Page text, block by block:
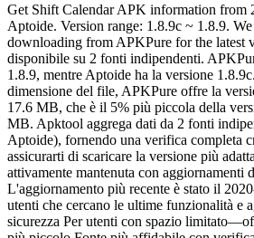
Get Shift Calendar APK information from
Aptoide. Version range: 1.8.9c ~ 1.8.9.
downloading from APKPure for the latest
disponibile su 2 fonti indipendenti.
1.8.9, mentre Aptoide ha la versione
dimensione del file, APKPure offre la
17.6 MB, che è il 5% più piccola della
MB. Apktool aggrega dati da 2 fonti
Aptoide), fornendo una verifica completa
assicurarti di scaricare la versione più
attivamente mantenuta con aggiornamenti
L'aggiornamento più recente è stato il
utenti che cercano le ultime funzionalità e
sicurezza Per utenti con spazio